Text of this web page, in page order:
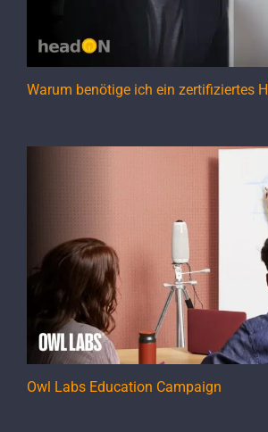
Warum benötige ich ein zertifiziertes
Owl Labs Education Campaign